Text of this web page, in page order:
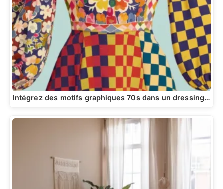
Intégrez des motifs graphiques 70s dans un dressing…